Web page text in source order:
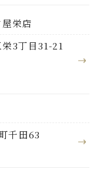
栄店
3丁目31-21
千田63